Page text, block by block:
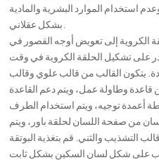
استخدام الموارد البشرية والمادية
الكروية إلى تعويض أوجه القصور في
على تشكيل الحلقة الكروية في وقت
يتكون القالب من قالب علوي وقالب
وطاولة عمل، ويتم دعم القاعدة
أعمدة توجيه، ويتم استخدام الطرف
من صفحة اللسان لحلقة باور، ويتم
التشذيب والثني. قم بتغذية البوتقة
على شكل لسان السكين بشكل ثابت